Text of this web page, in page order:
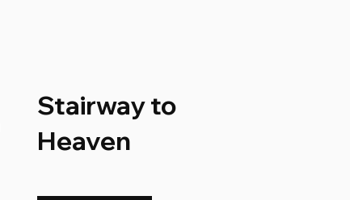
Stairway to
Heaven